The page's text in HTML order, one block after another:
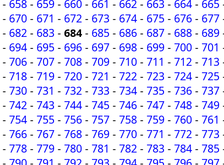
- 658 - 659 - 660 - 661 - 662 - 663 - 664 - 665
- 670 - 671 - 672 - 673 - 674 - 675 - 676 - 677
- 682 - 683 - 684 - 685 - 686 - 687 - 688 - 689
- 694 - 695 - 696 - 697 - 698 - 699 - 700 - 701
- 706 - 707 - 708 - 709 - 710 - 711 - 712 - 713
- 718 - 719 - 720 - 721 - 722 - 723 - 724 - 725
- 730 - 731 - 732 - 733 - 734 - 735 - 736 - 737
- 742 - 743 - 744 - 745 - 746 - 747 - 748 - 749
- 754 - 755 - 756 - 757 - 758 - 759 - 760 - 761
- 766 - 767 - 768 - 769 - 770 - 771 - 772 - 773
- 778 - 779 - 780 - 781 - 782 - 783 - 784 - 785